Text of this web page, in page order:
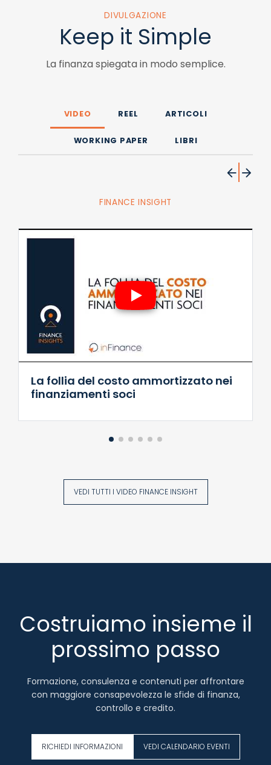
DIVULGAZIONE
Keep it Simple
La finanza spiegata in modo semplice.
VIDEO REEL ARTICOLI
WORKING PAPER LIBRI
FINANCE INSIGHT
La follia del costo ammortizzato nei
finanziamenti soci
VEDI TUTTI I VIDEO FINANCE INSIGHT
Costruiamo insieme il
prossimo passo
Formazione, consulenza e contenuti per affrontare
con maggiore consapevolezza le sfide di finanza,
controllo e credito.
RICHIEDI INFORMAZIONI VEDI CALENDARIO EVENTI